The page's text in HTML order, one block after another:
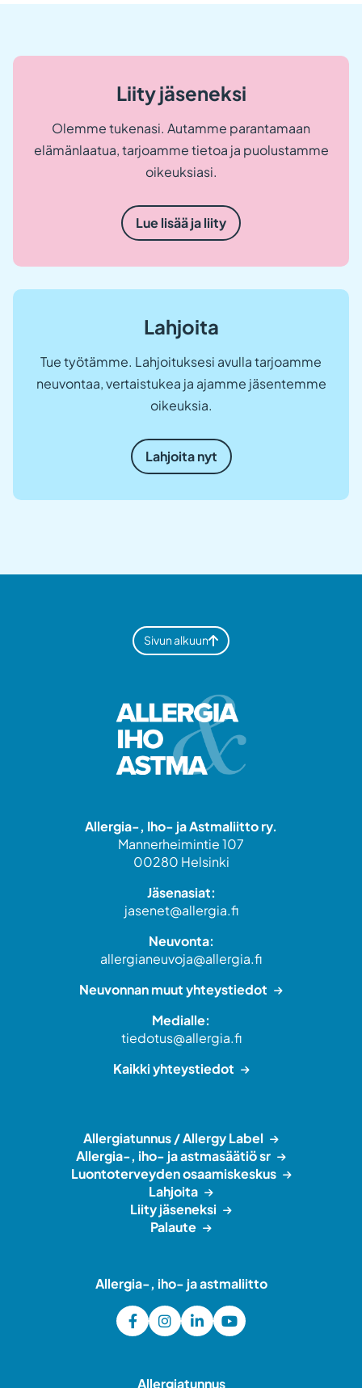
Liity jäseneksi
Olemme tukenasi. Autamme parantamaan
elämänlaatua, tarjoamme tietoa ja puolustamme
oikeuksiasi.
Lue lisää ja liity
Lahjoita
Tue työtämme. Lahjoituksesi avulla tarjoamme
neuvontaa, vertaistukea ja ajamme jäsentemme
oikeuksia.
Lahjoita nyt
Sivun alkuun
Allergia-, Iho- ja Astmaliitto ry.
Mannerheimintie 107
00280 Helsinki
Jäsenasiat:
jasenet@allergia.fi
Neuvonta:
allergianeuvoja@allergia.fi
Neuvonnan muut yhteystiedot
Medialle:
tiedotus@allergia.fi
Kaikki yhteystiedot
Allergiatunnus / Allergy Label
Allergia-, iho- ja astmasäätiö sr
Luontoterveyden osaamiskeskus
Lahjoita
Liity jäseneksi
Palaute
Allergia-, iho- ja astmaliitto
Allergiatunnus